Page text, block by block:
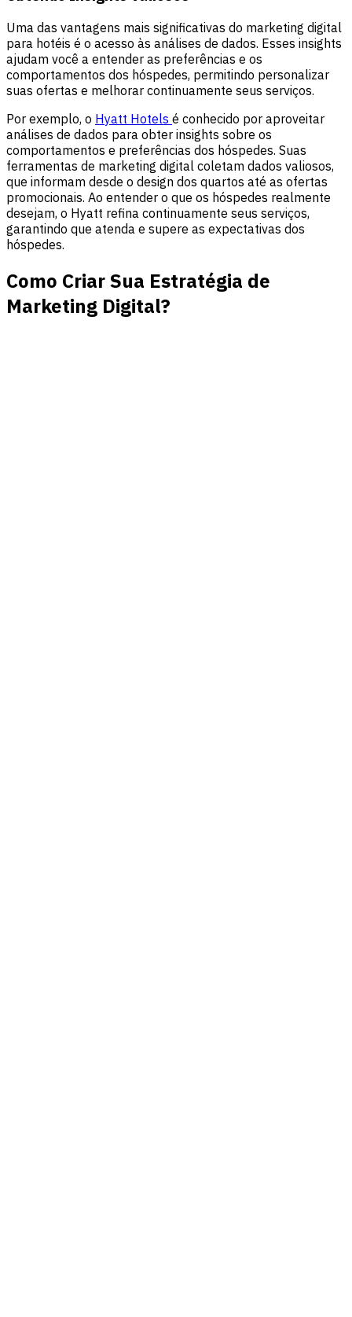
Uma das vantagens mais significativas do marketing digital
para hotéis é o acesso às análises de dados. Esses insights
ajudam você a entender as preferências e os
comportamentos dos hóspedes, permitindo personalizar
suas ofertas e melhorar continuamente seus serviços.
Por exemplo, o Hyatt Hotels é conhecido por aproveitar
análises de dados para obter insights sobre os
comportamentos e preferências dos hóspedes. Suas
ferramentas de marketing digital coletam dados valiosos,
que informam desde o design dos quartos até as ofertas
promocionais. Ao entender o que os hóspedes realmente
desejam, o Hyatt refina continuamente seus serviços,
garantindo que atenda e supere as expectativas dos
hóspedes.
Como Criar Sua Estratégia de
Marketing Digital?